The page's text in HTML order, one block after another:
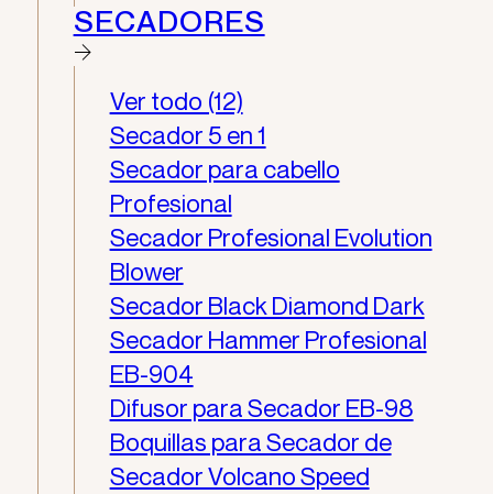
SECADORES
Ver todo (12)
Secador 5 en 1
Secador para cabello
Profesional
Secador Profesional Evolution
Blower
Secador Black Diamond Dark
Secador Hammer Profesional
EB-904
Difusor para Secador EB-98
Boquillas para Secador de
Secador Volcano Speed